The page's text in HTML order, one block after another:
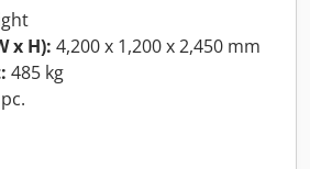
x H): 4,200 x 1,200 x 2,450 mm
485 kg